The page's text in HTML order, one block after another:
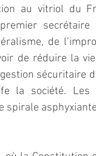
au vitriol du
secrétaire
de
de réduire la
sécuritaire
la société.